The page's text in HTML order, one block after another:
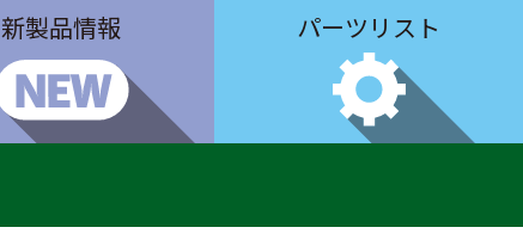
新製品情報 パーツリスト